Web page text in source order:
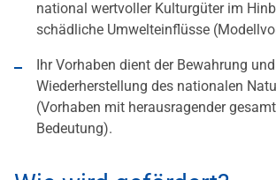
national wertvoller Kulturgüter im
schädliche Umwelteinflüsse
Ihr Vorhaben dient der Bewahrung und
Wiederherstellung des nationalen
(Vorhaben mit herausragender
Bedeutung).